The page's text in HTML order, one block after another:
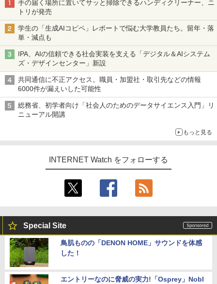
手の届く場所に置いてサッと掃除できるハンディクリーナー、ニ
トリが発売
学生の「生成AIコピペ」レポートで悩む大学教員たち。留年・落
単・減点も
IPA、AIの信頼できる社会実装を支える「デジタル＆AIシステム
ズ・デザインセンター」新設
共同通信に不正アクセス。職員・加盟社・取引先などの情報
6000件が漏えいした可能性
総務省、初学者向け「社会人のためのデータサイエンス入門」リ
ニューアル開講
もっと見る
INTERNET Watch をフォローする
Special Site
鳥肌ものの「DENON HOME」サウンドを体感
した！
エントリーなのに脅威の実力!「Osprey」Nobl